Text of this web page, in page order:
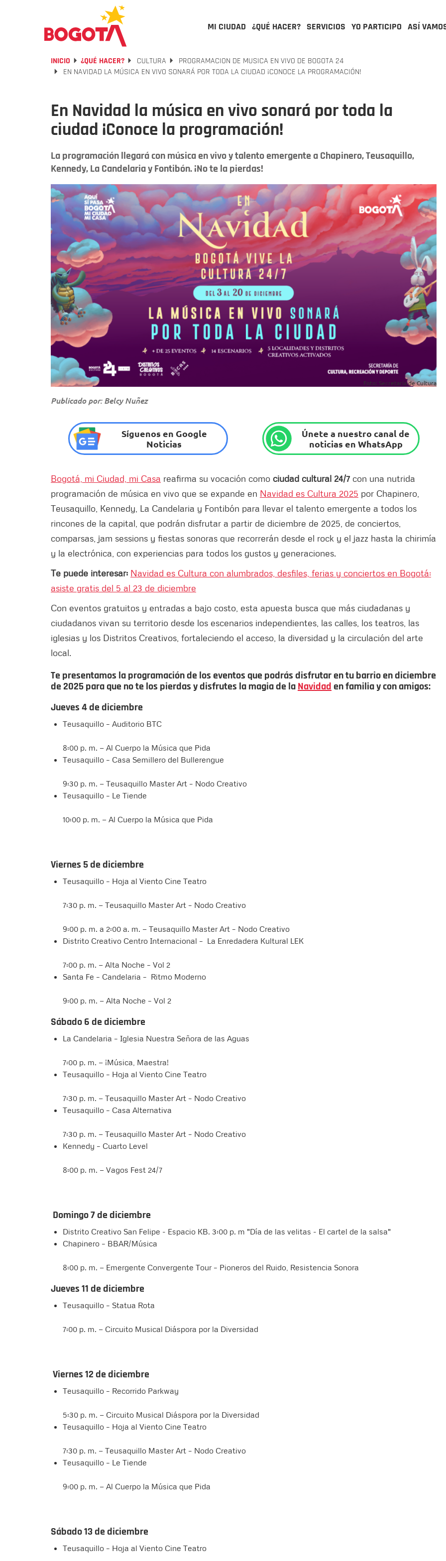
MI CIUDAD ¿QUÉ HACER? SERVICIOS YO PARTICIPO ASÍ
INICIO ¿QUÉ HACER? CULTURA
PROGRAMACION DE MUSICA EN VIVO DE BOGOTA 24
EN NAVIDAD LA MÚSICA EN VIVO SONARÁ POR TODA LA CIUDAD ¡CONOCE LA PROGRAMACIÓN!
En Navidad la música en vivo sonará por toda la
ciudad ¡Conoce la programación!
La programación llegará con música en vivo y talento emergente a Chapinero, Teusaquillo,
Kennedy, La Candelaria y Fontibón. ¡No te la pierdas!
Foto: Secretaría de Cultura
Publicado por: Belcy Nuñez
Síguenos en Google
Noticias
Únete a nuestro canal de
noticias en WhatsApp
Bogotá, mi Ciudad, mi Casa reafirma su vocación como ciudad cultural 24/7 con una nutrida
programación de música en vivo que se expande en Navidad es Cultura 2025 por Chapinero,
Teusaquillo, Kennedy, La Candelaria y Fontibón para llevar el talento emergente a todos los
rincones de la capital, que podrán disfrutar a partir de diciembre de 2025, de conciertos,
comparsas, jam sessions y fiestas sonoras que recorrerán desde el rock y el jazz hasta la chirimía
y la electrónica, con experiencias para todos los gustos y generaciones.
Te puede interesar: Navidad es Cultura con alumbrados, desfiles, ferias y conciertos en Bogotá:
asiste gratis del 5 al 23 de diciembre
Con eventos gratuitos y entradas a bajo costo, esta apuesta busca que más ciudadanas y
ciudadanos vivan su territorio desde los escenarios independientes, las calles, los teatros, las
iglesias y los Distritos Creativos, fortaleciendo el acceso, la diversidad y la circulación del arte
local.
Te presentamos la programación de los eventos que podrás disfrutar en tu barrio en diciembre
de 2025 para que no te los pierdas y disfrutes la magia de laNavidad en familia y con amigos:
Jueves 4 de diciembre
Teusaquillo – Auditorio BTC
8:00 p. m. — Al Cuerpo la Música que Pida
Teusaquillo – Casa Semillero del Bullerengue
9:30 p. m. — Teusaquillo Master Art – Nodo Creativo
Teusaquillo – Le Tiende
10:00 p. m. — Al Cuerpo la Música que Pida
Viernes 5 de diciembre
Teusaquillo – Hoja al Viento Cine Teatro
7:30 p. m. — Teusaquillo Master Art – Nodo Creativo
9:00 p. m. a 2:00 a. m. — Teusaquillo Master Art – Nodo Creativo
Distrito Creativo Centro Internacional – La Enredadera Kultural LEK
7:00 p. m. — Alta Noche – Vol 2
Santa Fe – Candelaria – Ritmo Moderno
9:00 p. m. — Alta Noche – Vol 2
Sábado 6 de diciembre
La Candelaria – Iglesia Nuestra Señora de las Aguas
7:00 p. m. — ¡Música, Maestra!
Teusaquillo – Hoja al Viento Cine Teatro
7:30 p. m. — Teusaquillo Master Art – Nodo Creativo
Teusaquillo – Casa Alternativa
7:30 p. m. — Teusaquillo Master Art – Nodo Creativo
Kennedy – Cuarto Level
8:00 p. m. — Vagos Fest 24/7
Domingo 7 de diciembre
Distrito Creativo San Felipe - Espacio KB. 3:00 p. m "Día de las velitas - El cartel de la salsa"
Chapinero – BBAR/Música
8:00 p. m. — Emergente Convergente Tour – Pioneros del Ruido, Resistencia Sonora
Jueves 11 de diciembre
Teusaquillo – Statua Rota
7:00 p. m. — Circuito Musical Diáspora por la Diversidad
Viernes 12 de diciembre
Teusaquillo – Recorrido Parkway
5:30 p. m. — Circuito Musical Diáspora por la Diversidad
Teusaquillo – Hoja al Viento Cine Teatro
7:30 p. m. — Teusaquillo Master Art – Nodo Creativo
Teusaquillo – Le Tiende
9:00 p. m. — Al Cuerpo la Música que Pida
Sábado 13 de diciembre
Teusaquillo – Hoja al Viento Cine Teatro